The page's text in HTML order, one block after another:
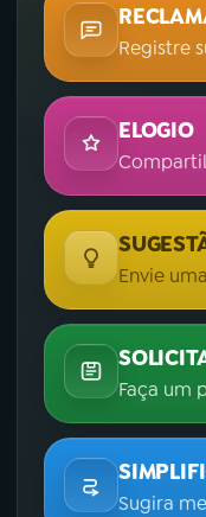
Registre
ELOGIO
Envie
Faça um
Sugira